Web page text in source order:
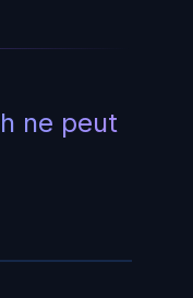
ne peut